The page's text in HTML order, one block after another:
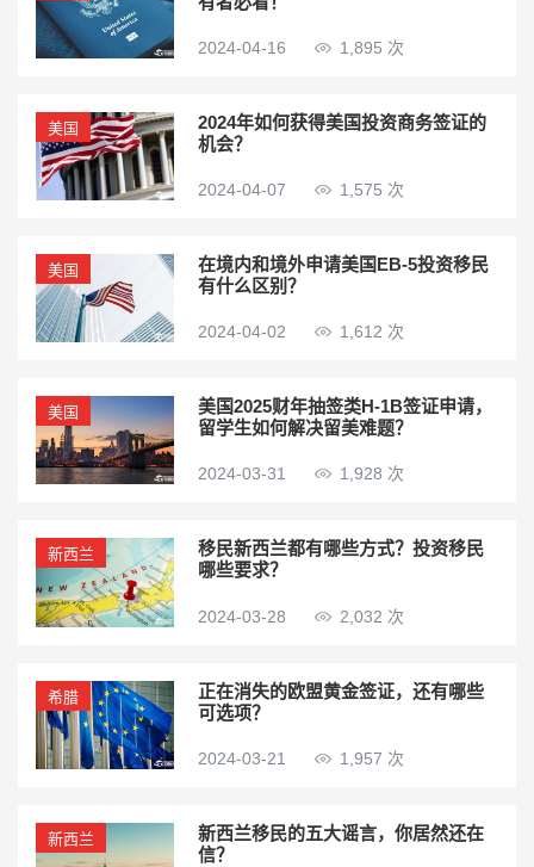
2024-04-16 1,895 次
美国
2024年如何获得美国投资商务签证的
机会？
2024-04-07 1,575 次
美国
在境内和境外申请美国EB-5投资移民
有什么区别？
2024-04-02 1,612 次
美国
美国2025财年抽签类H-1B签证申请，
留学生如何解决留美难题？
2024-03-31 1,928 次
新西兰
移民新西兰都有哪些方式？投资移民
哪些要求？
2024-03-28 2,032 次
希腊
正在消失的欧盟黄金签证，还有哪些
可选项？
2024-03-21 1,957 次
新西兰
新西兰移民的五大谣言，你居然还在
信？